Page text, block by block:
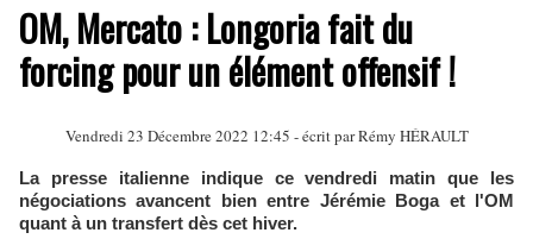
OM, Mercato : Longoria fait du
forcing pour un élément offensif !
Vendredi 23 Décembre 2022 12:45 - écrit parRémy HÉRAULT
La presse italienne indique ce vendredi matin que les
négociations avancent bien entre Jérémie Boga et l'OM
quant à un transfert dès cet hiver.